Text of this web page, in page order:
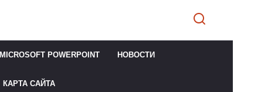
MICROSOFT POWERPOINT НОВОСТИ
КАРТА САЙТА